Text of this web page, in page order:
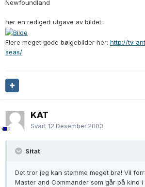
Newfoundland
her en redigert utgave av bildet:
Flere meget gode bølgebilder her: http://tv-
seas/
KAT
Svart 12.Desember.2003
Sitat
Det tror jeg kan stemme meget bra! Vil
Master and Commander som går på kino